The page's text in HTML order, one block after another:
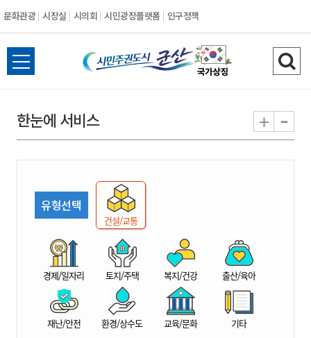
문화관광 시장실 시의회 시민광장플랫폼 인구정책
시
민
권
도
시
산
전
체
뉴
열
검
색
기
한눈에 서비스 + -
유형선택
건설/교통
경제/일자리 토지/주택 복지/건강 출산/육아
재난/안전 환경/상수도 교육/문화 기타